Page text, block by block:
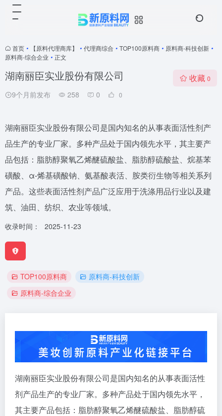
首页 • 【原料代理商库】 • 代理商综合 • TOP100原料商 • 原料商-科技创新 •
原料商-综合企业 • 正文
湖南丽臣实业股份有限公司
9个月前发布 258 0 0
收藏 0
湖南丽臣实业股份有限公司是国内知名的从事表面活性剂产
品生产的专业厂家。多种产品处于国内领先水平，其主要产
品包括：脂肪醇聚氧乙烯醚硫酸盐、脂肪醇硫酸盐、烷基苯
磺酸、α-烯基磺酸钠、氨基酸表活、胺类衍生物等相关系列
产品。这些表面活性剂产品广泛应用于洗涤用品行业以及建
筑、油田、纺织、农业等领域。
收录时间： 2025-11-23
TOP100原料商
原料商-科技创新
原料商-综合企业
湖南丽臣实业股份有限公司是国内知名的从事表面活性
剂产品生产的专业厂家。多种产品处于国内领先水平，
其主要产品包括：脂肪醇聚氧乙烯醚硫酸盐、脂肪醇硫